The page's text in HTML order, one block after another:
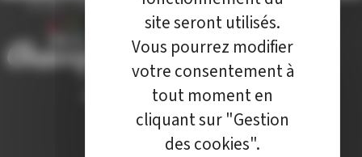
ACCUEIL/ENFANTS, ÉDUCATION ET JEUNESSE/ CHAMPA’ LOISIRS
site seront utilisés.
Vous pourrez modifier
votre consentement à
tout moment en
cliquant sur "Gestion
des cookies".